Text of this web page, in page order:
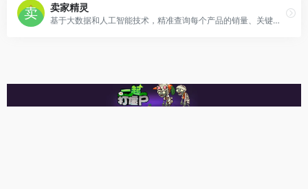
卖家精灵
基于大数据和人工智能技术，精准查询每个产品的销量、关键词、自然搜索数据